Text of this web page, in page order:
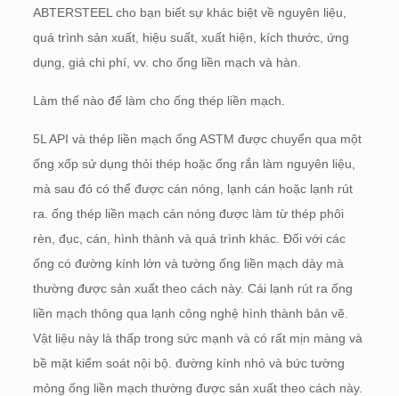
ABTERSTEEL cho bạn biết sự khác biệt về nguyên liệu,
quá trình sản xuất, hiệu suất, xuất hiện, kích thước, ứng
dụng, giá chi phí, vv. cho ống liền mạch và hàn.
Làm thế nào để làm cho ống thép liền mạch.
5L API và thép liền mạch ống ASTM được chuyển qua một
ống xốp sử dụng thỏi thép hoặc ống rắn làm nguyên liệu,
mà sau đó có thể được cán nóng, lạnh cán hoặc lạnh rút
ra. ống thép liền mạch cán nóng được làm từ thép phôi
rèn, đục, cán, hình thành và quá trình khác. Đối với các
ống có đường kính lớn và tường ống liền mạch dày mà
thường được sản xuất theo cách này. Cái lạnh rút ra ống
liền mạch thông qua lạnh công nghệ hình thành bản vẽ.
Vật liệu này là thấp trong sức mạnh và có rất mịn màng và
bề mặt kiểm soát nội bộ. đường kính nhỏ và bức tường
mỏng ống liền mạch thường được sản xuất theo cách này.